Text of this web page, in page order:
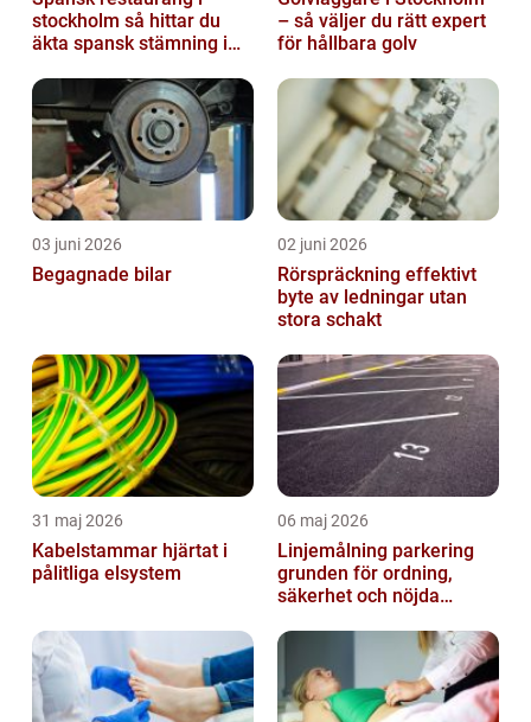
stockholm så hittar du
äkta spansk stämning i
– så väljer du rätt expert
för hållbara golv
03 juni 2026
Begagnade bilar
02 juni 2026
Rörspräckning effektivt
byte av ledningar utan
stora schakt
31 maj 2026
Kabelstammar hjärtat i
pålitliga elsystem
06 maj 2026
Linjemålning parkering
grunden för ordning,
säkerhet och nöjda